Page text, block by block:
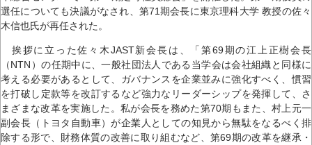
選任についても決議がなされ、第71期会長に東京理科大学 教授の佐々
木信也氏が再任された。
挨拶に立った佐々木JAST新会長は、「第69期の江上正樹会長
（NTN）の任期中に、一般社団法人である当学会は会社組織と同様に
考える必要があるとして、ガバナンスを企業並みに強化すべく、慣習
を打破し定款等を改訂するなど強力なリーダーシップを発揮して、さ
まざまな改革を実施した。私が会長を務めた第70期もまた、村上元一
副会長（トヨタ自動車）が企業人としての知見から無駄をなるべく排
除する形で、財務体質の改善に取り組むなど、第69期の改革を継承・